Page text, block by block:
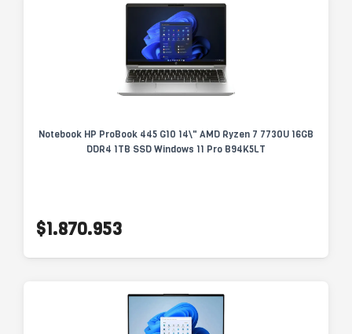
Notebook HP ProBook 445 G10 14\" AMD Ryzen 7 7730U 16GB
DDR4 1TB SSD Windows 11 Pro B94K5LT
$1.870.953